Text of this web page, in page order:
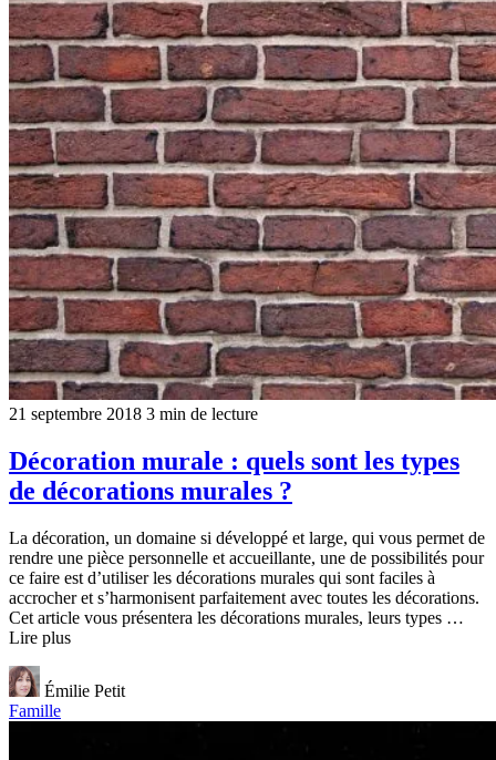
21 septembre 2018 3 min de lecture
Décoration murale : quels sont les types
de décorations murales ?
La décoration, un domaine si développé et large, qui vous permet de
rendre une pièce personnelle et accueillante, une de possibilités pour
ce faire est d’utiliser les décorations murales qui sont faciles à
accrocher et s’harmonisent parfaitement avec toutes les décorations.
Cet article vous présentera les décorations murales, leurs types …
Lire plus
Émilie Petit
Famille